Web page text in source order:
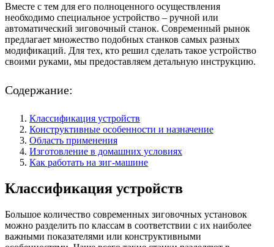
Вместе с тем для его полноценного осуществления
необходимо специальное устройство – ручной или
автоматический зиговочный станок. Современный рынок
предлагает множество подобных станков самых разных
модификаций. Для тех, кто решил сделать такое устройство
своими руками, мы предоставляем детальную инструкцию.
Содержание:
Классификация устройств
Конструктивные особенности и назначение
Область применения
Изготовление в домашних условиях
Как работать на зиг-машине
Классификация устройств
Большое количество современных зиговочных установок
можно разделить по классам в соответствии с их наиболее
важными показателями или конструктивными